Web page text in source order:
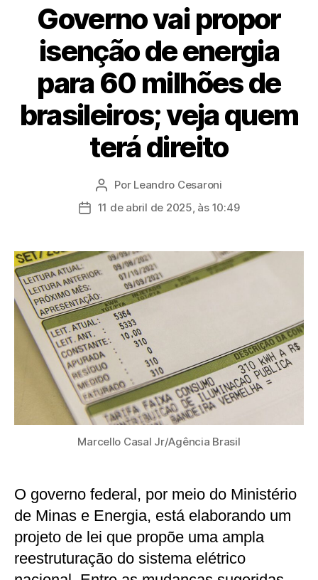
Governo vai propor
isenção de energia
para 60 milhões de
brasileiros; veja quem
terá direito
Autor
do
Por Leandro Cesaroni
Data11 de abril de 2025, às 10:49
Marcello Casal Jr/Agência Brasil
O governo federal, por meio do Ministério
de Minas e Energia, está elaborando um
projeto de lei que propõe uma ampla
reestruturação do sistema elétrico